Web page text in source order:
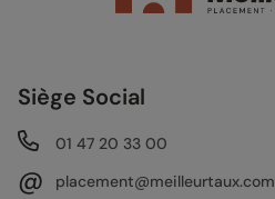
Siège Social
01 47 20 33 00
@
placement@meilleurtaux.com